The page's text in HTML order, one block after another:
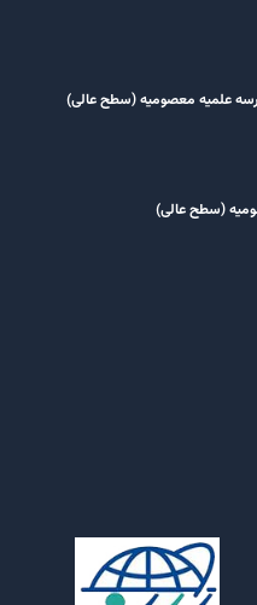
علمیه معصومیه‌ (سطح عالی)
(سطح عالی)